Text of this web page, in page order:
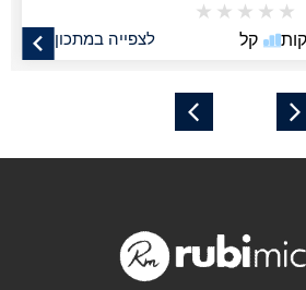
★
★
★
★
★
לצפייה במתכון קל